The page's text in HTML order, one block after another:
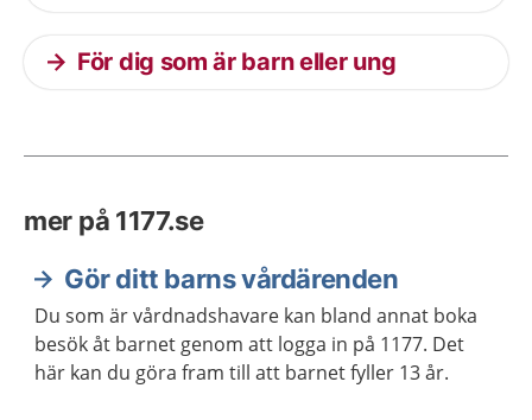
För dig som är barn eller ung
mer på 1177.se
Gör ditt barns vårdärenden
Du som är vårdnadshavare kan bland annat boka
besök åt barnet genom att logga in på 1177. Det
här kan du göra fram till att barnet fyller 13 år.